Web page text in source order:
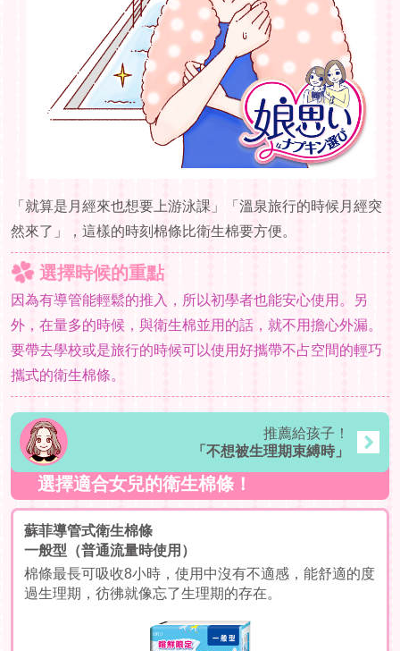
「就算是月經來也想要上游泳課」「溫泉旅行的時候月經突
然來了」，這樣的時刻棉條比衛生棉要方便。
選擇時候的重點
因為有導管能輕鬆的推入，所以初學者也能安心使用。另
外，在量多的時候，與衛生棉並用的話，就不用擔心外漏。
要帶去學校或是旅行的時候可以使用好攜帶不占空間的輕巧
攜式的衛生棉條。
推薦給孩子！
「不想被生理期束縛時」
選擇適合女兒的衛生棉條！
蘇菲導管式衛生棉條
一般型（普通流量時使用）
棉條最長可吸收8小時，使用中沒有不適感，能舒適的度
過生理期，彷彿就像忘了生理期的存在。